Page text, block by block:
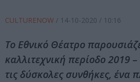
CULTURENOW / 14-10-2020 / 10:16
Το Εθνικό Θέατρο
καλλιτεχνική περίοδο 2019
τις δύσκολες συνθήκες, ένα